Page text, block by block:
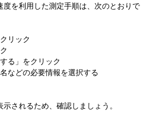
度を利用した測定手順は、次のとおりで
リック
る」をクリック
などの必要情報を選択する
されるため、確認しましょう。